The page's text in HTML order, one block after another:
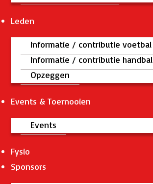
Leden
Informatie / contributie voetbal
Informatie / contributie handbal
Opzeggen
Events & Toernooien
Events
Fysio
Sponsors